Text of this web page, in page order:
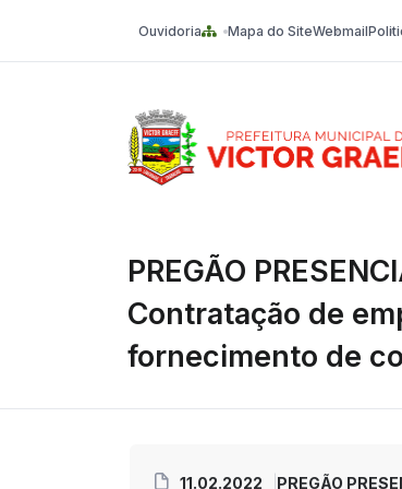
Ouvidoria Mapa do SiteWebmail
PREGÃO
Contratação de
fornecimento de
11.02.2022 PREGÃO